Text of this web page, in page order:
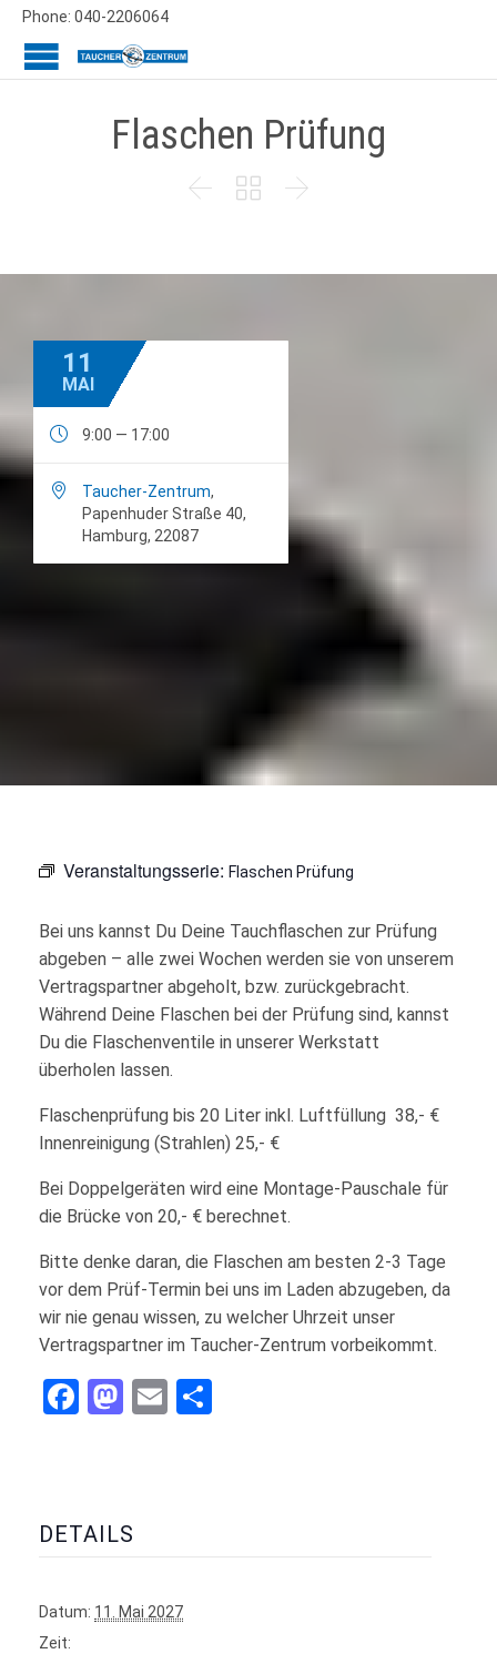
Phone: 040-2206064
Flaschen Prüfung
  
11
MAI
 9:00 — 17:00
 Taucher-Zentrum,
Papenhuder Straße 40,
Hamburg, 22087
Veranstaltungsserie: Flaschen Prüfung
Bei uns kannst Du Deine Tauchflaschen zur Prüfung
abgeben – alle zwei Wochen werden sie von unserem
Vertragspartner abgeholt, bzw. zurückgebracht.
Während Deine Flaschen bei der Prüfung sind, kannst
Du die Flaschenventile in unserer Werkstatt
überholen lassen.
Flaschenprüfung bis 20 Liter inkl. Luftfüllung 38,- €
Innenreinigung (Strahlen) 25,- €
Bei Doppelgeräten wird eine Montage-Pauschale für
die Brücke von 20,- € berechnet.
Bitte denke daran, die Flaschen am besten 2-3 Tage
vor dem Prüf-Termin bei uns im Laden abzugeben, da
wir nie genau wissen, zu welcher Uhrzeit unser
Vertragspartner im Taucher-Zentrum vorbeikommt.
Facebook
Mastodon
Email
DETAILS
Datum: 11. Mai 2027
Zeit: